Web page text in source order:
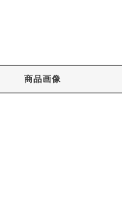
商品画像